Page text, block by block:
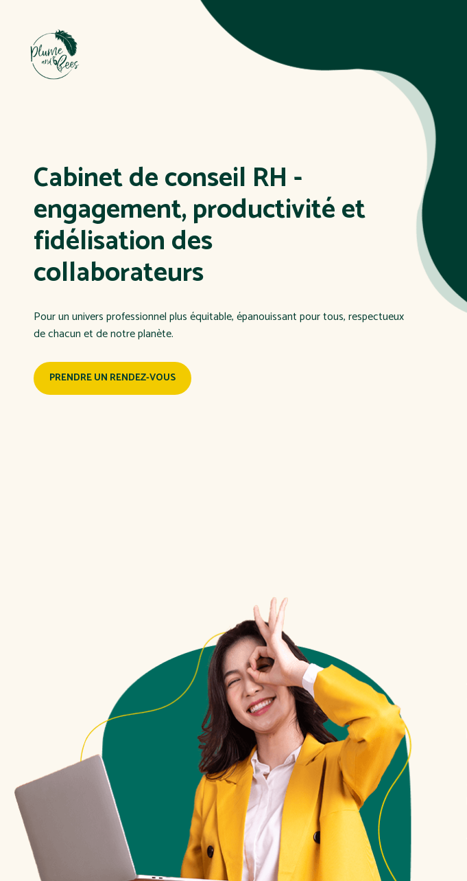
Cabinet de conseil RH -
engagement, productivité et
fidélisation des
collaborateurs
Pour un univers professionnel plus équitable, épanouissant pour tous, respectueux
de chacun et de notre planète.
PRENDRE UN RENDEZ-VOUS